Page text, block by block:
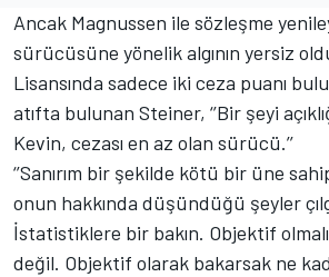
Ancak Magnussen ile sözleşme
sürücüsüne yönelik algının yersiz
Lisansında sadece iki ceza puanı
atıfta bulunan Steiner, ‘’Bir şeyi
Kevin, cezası en az olan sürücü.’’
‘’Sanırım bir şekilde kötü bir üne
onun hakkında düşündüğü şeyler
İstatistiklere bir bakın. Objektif
değil. Objektif olarak bakarsak ne